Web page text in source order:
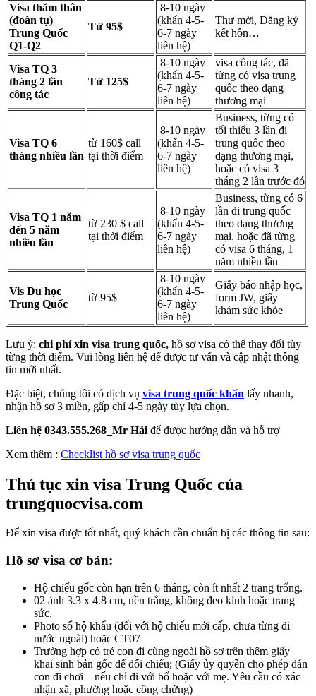
Visa thăm thân
(đoàn tụ)
Trung Quốc
Q1-Q2
Từ 95$
8-10 ngày
(khẩn 4-5-
6-7 ngày
liên hệ)
Thư mời, Đăng ký
kết hôn…
Visa TQ 3
tháng 2 lần
công tác
Từ 125$
8-10 ngày
(khẩn 4-5-
6-7 ngày
liên hệ)
visa công tác, đã
từng có visa trung
quốc theo dạng
thương mại
Visa TQ 6
tháng nhiều lần
từ 160$ call
tại thời điểm
8-10 ngày
(khẩn 4-5-
6-7 ngày
liên hệ)
Business, từng có
tối thiểu 3 lần đi
trung quốc theo
dạng thương mại,
hoặc có visa 3
tháng 2 lần trước đó
Visa TQ 1 năm
đến 5 năm
nhiều lần
từ 230 $ call
tại thời điểm
8-10 ngày
(khẩn 4-5-
6-7 ngày
liên hệ)
Business, từng có 6
lần đi trung quốc
theo dạng thương
mại, hoặc đã từng
có visa 6 tháng, 1
năm nhiều lần
Vis Du học
Trung Quốc
từ 95$
8-10 ngày
(khẩn 4-5-
6-7 ngày
liên hệ)
Giấy báo nhập học,
form JW, giấy
khám sức khỏe
Lưu ý: chi phí xin visa trung quốc, hồ sơ visa có thể thay đổi tùy
từng thời điểm. Vui lòng liên hệ để được tư vấn và cập nhật thông
tin mới nhất.
Đặc biệt, chúng tôi có dịch vụ visa trung quốc khẩn lấy nhanh,
nhận hồ sơ 3 miền, gấp chỉ 4-5 ngày tùy lựa chọn.
Liên hệ 0343.555.268_Mr Hải để được hướng dẫn và hỗ trợ
Xem thêm : Checklist hồ sơ visa trung quốc
Thủ tục xin visa Trung Quốc của
trungquocvisa.com
Để xin visa được tốt nhất, quý khách cần chuẩn bị các thông tin sau:
Hồ sơ visa cơ bản:
Hộ chiếu gốc còn hạn trên 6 tháng, còn ít nhất 2 trang trống.
02 ảnh 3.3 x 4.8 cm, nền trắng, không đeo kính hoặc trang
sức.
Photo sổ hộ khẩu (đối với hộ chiếu mới cấp, chưa từng đi
nước ngoài) hoặc CT07
Trường hợp có trẻ con đi cùng ngoài hồ sơ trên thêm giấy
khai sinh bản gốc để đối chiếu; (Giấy ủy quyền cho phép dẫn
con đi chơi – nếu chỉ đi với bố hoặc với mẹ. Yêu cầu có xác
nhận xã, phường hoặc công chứng)